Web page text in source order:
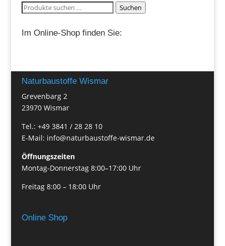
Suchen
nach:
Suchen
Im Online-Shop finden Sie:
Naturbaustoffe Wismar
Grevenbarg 2
23970 Wismar
Tel.: +49 3841 / 28 28 10
E-Mail: info@naturbaustoffe-wismar.de
Öffnungszeiten
Montag-Donnerstag 8:00–17:00 Uhr
Freitag 8:00 – 18:00 Uhr
Online Shop